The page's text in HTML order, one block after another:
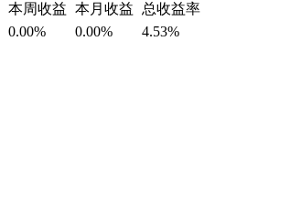
本周收益 本月收益
总收益率
0.00% 0.00% 4.53%